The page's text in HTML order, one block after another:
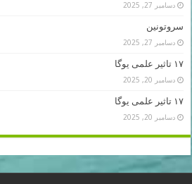
دسامبر 27, 2025
سروتونین
دسامبر 27, 2025
۱۷ تاثیر علمی یوگا
دسامبر 20, 2025
۱۷ تاثیر علمی یوگا
دسامبر 20, 2025